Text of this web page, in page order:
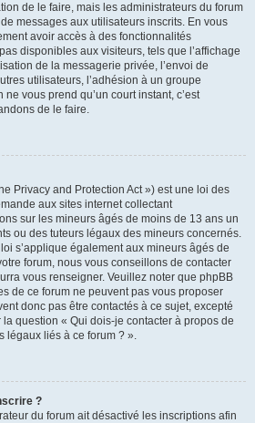
de le faire, mais les administrateurs du forum
messages aux utilisateurs inscrits. En vous
avoir accès à des fonctionnalités
disponibles aux visiteurs, tels que l’affichage
de la messagerie privée, l’envoi de
utilisateurs, l’adhésion à un groupe
ne vous prend qu’un court instant, c’est
de le faire.
Privacy and Protection Act ») est une loi des
aux sites internet collectant
sur les mineurs âgés de moins de 13 ans un
ou des tuteurs légaux des mineurs concernés.
s’applique également aux mineurs âgés de
forum, nous vous conseillons de contacter
vous renseigner. Veuillez noter que phpBB
de ce forum ne peuvent pas vous proposer
donc pas être contactés à ce sujet, excepté
la question « Qui dois-je contacter à propos de
légaux liés à ce forum ? ».
?
du forum ait désactivé les inscriptions afin